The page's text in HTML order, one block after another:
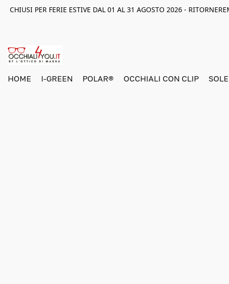
CHIUSI PER FERIE ESTIVE DAL 01 AL 31 AGOSTO 2026 -
HOME I-GREEN POLAR® OCCHIALI CON CLIP SOLE